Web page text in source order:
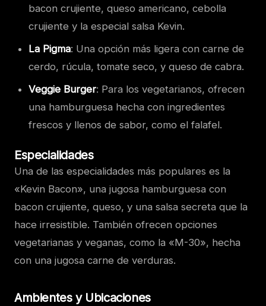
bacon crujiente, queso americano, cebolla
crujiente y la especial salsa Kevin.
La Pigma: Una opción más ligera con carne de
cerdo, rúcula, tomate seco, y queso de cabra.
Veggie Burger: Para los vegetarianos, ofrecen
una hamburguesa hecha con ingredientes
frescos y llenos de sabor, como el falafel.
Especialidades
Una de las especialidades más populares es la
«Kevin Bacon», una jugosa hamburguesa con
bacon crujiente, queso, y una salsa secreta que la
hace irresistible. También ofrecen opciones
vegetarianas y veganas, como la «M-30», hecha
con una jugosa carne de verduras.
Ambientes y Ubicaciones